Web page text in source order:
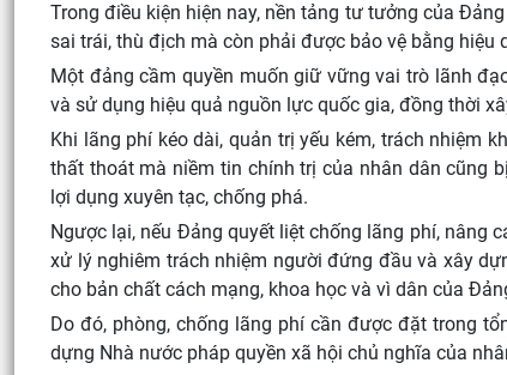
Trong điều kiện hiện nay, nền tảng tư tưởng của
sai trái, thù địch mà còn phải được bảo vệ bằng
Một đảng cầm quyền muốn giữ vững vai trò lãnh
và sử dụng hiệu quả nguồn lực quốc gia, đồng thời
Khi lãng phí kéo dài, quản trị yếu kém, trách nhiệm
thất thoát mà niềm tin chính trị của nhân dân cũng
lợi dụng xuyên tạc, chống phá.
Ngược lại, nếu Đảng quyết liệt chống lãng phí, nâng
xử lý nghiêm trách nhiệm người đứng đầu và xây
cho bản chất cách mạng, khoa học và vì dân của
Do đó, phòng, chống lãng phí cần được đặt trong
dựng Nhà nước pháp quyền xã hội chủ nghĩa của